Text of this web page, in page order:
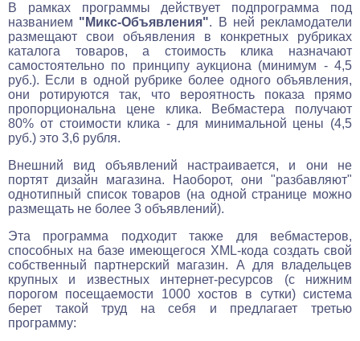
В рамках программы действует подпрограмма под
названием "Микс-Объявления". В ней рекламодатели
размещают свои объявления в конкретных рубриках
каталога товаров, а стоимость клика назначают
самостоятельно по принципу аукциона (минимум - 4,5
руб.). Если в одной рубрике более одного объявления,
они ротируются так, что вероятность показа прямо
пропорциональна цене клика. Вебмастера получают
80% от стоимости клика - для минимальной цены (4,5
руб.) это 3,6 рубля.
Внешний вид объявлений настраивается, и они не
портят дизайн магазина. Наоборот, они "разбавляют"
однотипный список товаров (на одной странице можно
размещать не более 3 объявлений).
Эта программа подходит также для вебмастеров,
способных на базе имеющегося XML-кода создать свой
собственный партнерский магазин. А для владельцев
крупных и известных интернет-ресурсов (с нижним
порогом посещаемости 1000 хостов в сутки) система
берет такой труд на себя и предлагает третью
программу: